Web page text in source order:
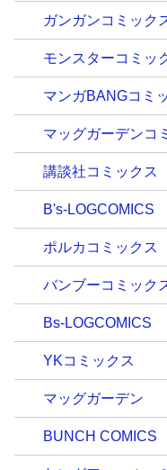
ガンガンコミック
モンスターコミッ
マンガBANGコミ
マッグガーデンコ
講談社コミックス
B's-LOGCOMICS
ポルカコミックス
バンブーコミック
Bs-LOGCOMICS
YKコミックス
マッグガーデン
BUNCH COMICS